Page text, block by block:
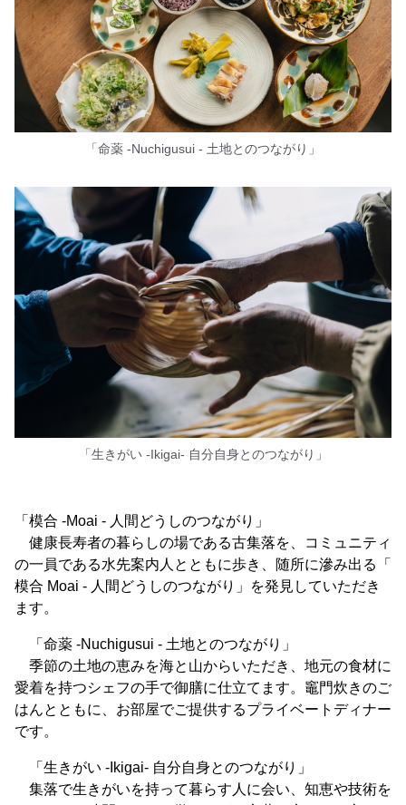
「命薬 -Nuchigusui - 土地とのつながり」
「生きがい -Ikigai- 自分自身とのつながり」
「模合 -Moai - 人間どうしのつながり」
健康長寿者の暮らしの場である古集落を、コミュニティ
の一員である水先案内人とともに歩き、随所に滲み出る「
模合 Moai - 人間どうしのつながり」を発見していただき
ます。
「命薬 -Nuchigusui - 土地とのつながり」
季節の土地の恵みを海と山からいただき、地元の食材に
愛着を持つシェフの手で御膳に仕立てます。竈門炊きのご
はんとともに、お部屋でご提供するプライベートディナー
です。
「生きがい -Ikigai- 自分自身とのつながり」
集落で生きがいを持って暮らす人に会い、知恵や技術を